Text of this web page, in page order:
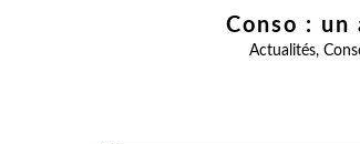
Conso :
Actualités,